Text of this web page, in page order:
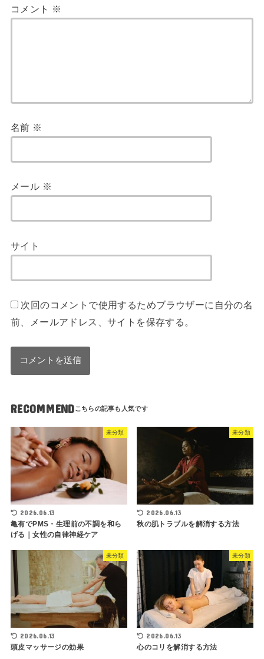
コメント ※
名前 ※
メール ※
サイト
次回のコメントで使用するためブラウザーに自分の名
前、メールアドレス、サイトを保存する。
RECOMMEND
未分類
2026.06.13
亀有でPMS・生理前の不調を和ら
げる｜女性の自律神経ケア
未分類
2026.06.13
秋の肌トラブルを解消する方法
未分類
2026.06.13
頭皮マッサージの効果
未分類
2026.06.13
心のコリを解消する方法